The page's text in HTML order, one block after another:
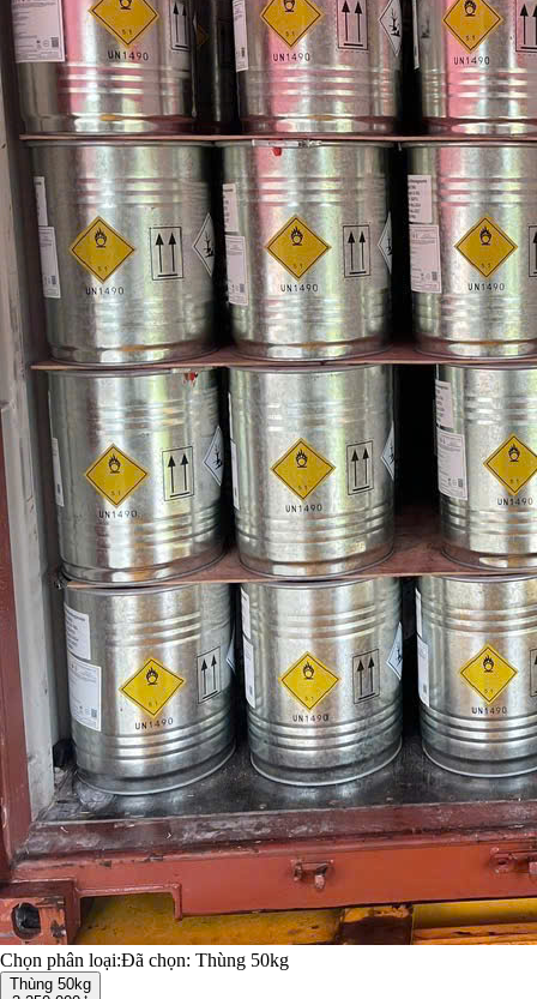
Chọn phân loại:Đã chọn: Thùng 50kg
Thùng 50kg